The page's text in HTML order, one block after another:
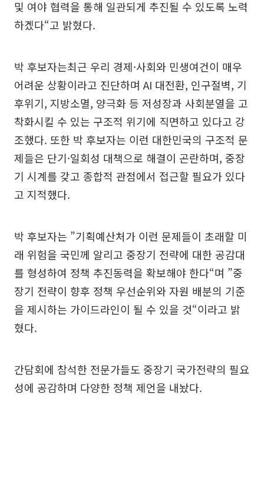
및 여야 협력을 통해 일관되게 추진될 수 있도록 노력
하겠다“고 밝혔다.
박 후보자는최근 우리 경제·사회와 민생여건이 매우
어려운 상황이라고 진단하며 AI 대전환, 인구절벽, 기
후위기, 지방소멸, 양극화 등 저성장과 사회분열을 고
착화시킬 수 있는 구조적 위기에 직면하고 있다고 강
조했다. 또한 박 후보자는 이런 대한민국의 구조적 문
제들은 단기·일회성 대책으로 해결이 곤란하며, 중장
기 시계를 갖고 종합적 관점에서 접근할 필요가 있다
고 지적했다.
박 후보자는 ”기획예산처가 이런 문제들이 초래할 미
래 위험을 국민께 알리고 중장기 전략에 대한 공감대
를 형성하여 정책 추진동력을 확보해야 한다“며 ”중
장기 전략이 향후 정책 우선순위와 자원 배분의 기준
을 제시하는 가이드라인이 될 수 있을 것“이라고 밝
혔다.
간담회에 참석한 전문가들도 중장기 국가전략의 필요
성에 공감하며 다양한 정책 제언을 내놨다.